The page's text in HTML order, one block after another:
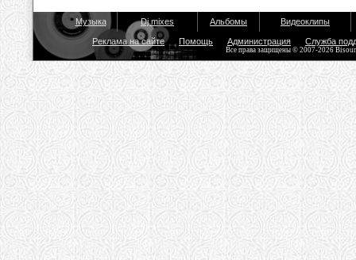
Музыка Dj mixes Альбомы Видеоклипы
Реклама на сайте Помощь Администрация Служба
Все права защищены © 2007-2026